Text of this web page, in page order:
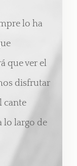
lo ha
que ver el
disfrutar
cante
lo largo de